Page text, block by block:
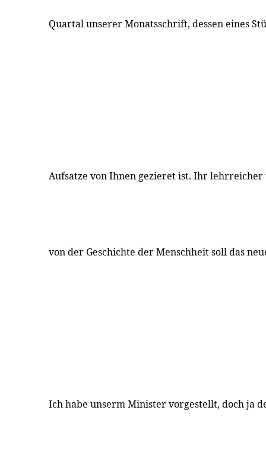
Quartal unserer Monatsschrift, dessen eines
Aufsatze von Ihnen gezieret ist. Ihr
von der Geschichte der Menschheit soll das
Ich habe unserm Minister vorgestellt, doch ja